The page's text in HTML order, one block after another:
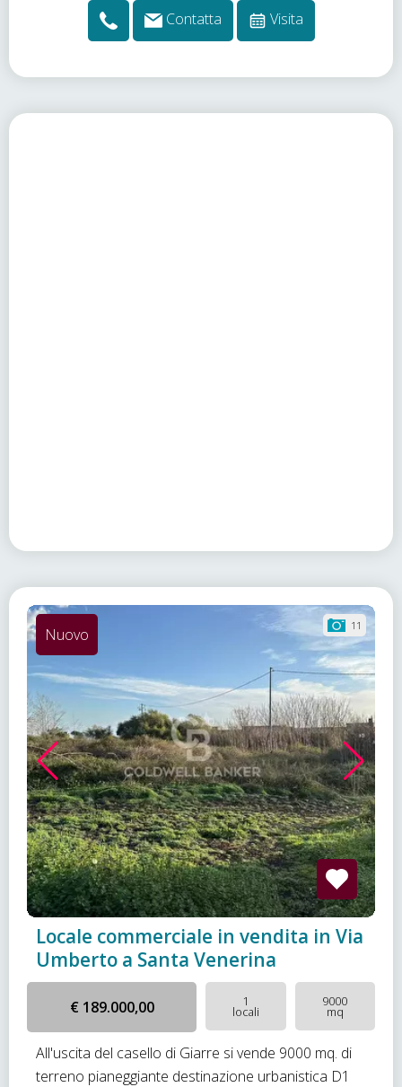
Contatta Visita
11
Nuovo
Locale commerciale in vendita in Via
Umberto a Santa Venerina
€ 189.000,00 1
locali
9000
mq
All'uscita del casello di Giarre si vende 9000 mq. di
terreno pianeggiante destinazione urbanistica D1